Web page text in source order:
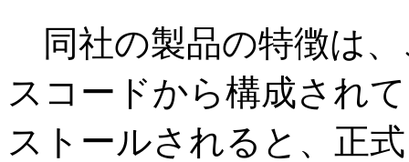
同社の製品の特徴は
スコードから構成され
ストールされると、正